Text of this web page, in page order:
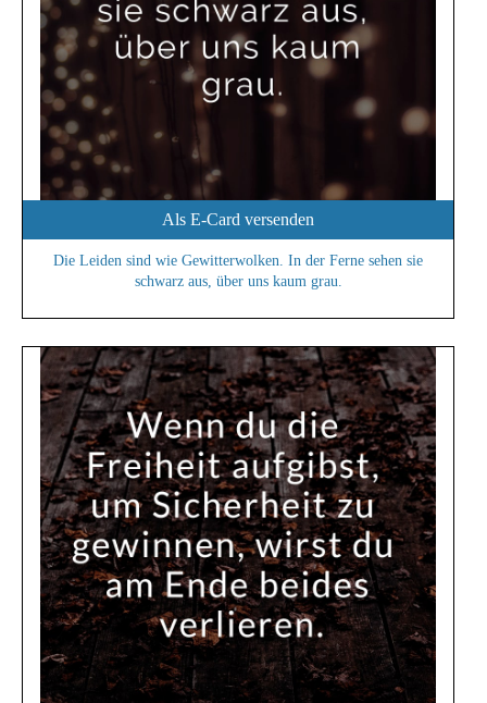
Als E-Card versenden
Die Leiden sind wie Gewitterwolken. In der Ferne sehen sie
schwarz aus, über uns kaum grau.